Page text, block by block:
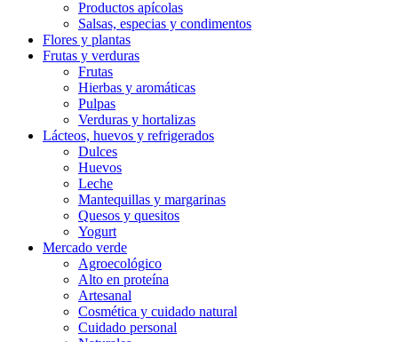
Productos apícolas
Salsas, especias y condimentos
Flores y plantas
Frutas y verduras
Frutas
Hierbas y aromáticas
Pulpas
Verduras y hortalizas
Lácteos, huevos y refrigerados
Dulces
Huevos
Leche
Mantequillas y margarinas
Quesos y quesitos
Yogurt
Mercado verde
Agroecológico
Alto en proteína
Artesanal
Cosmética y cuidado natural
Cuidado personal